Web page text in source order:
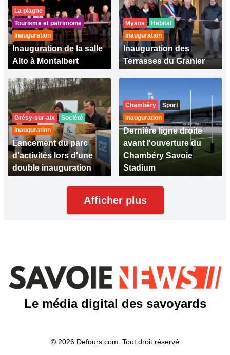
La plagne
Tourisme et patrimoine
Inauguration
Inauguration de la salle
Alto à Montalbert
Myans
Habitat
Inauguration
Inauguration des
Terrasses du Granier
Grésy-sur-aix
Société
Inauguration
Lancement du parc
d'activités lors d'une
double inauguration
Chambéry
Sport
Inauguration
Dernière ligne droite
avant l'ouverture du
Chambéry Savoie
Stadium
Afficher plus
Le média digital des savoyards
© 2026 Defours.com. Tout droit réservé